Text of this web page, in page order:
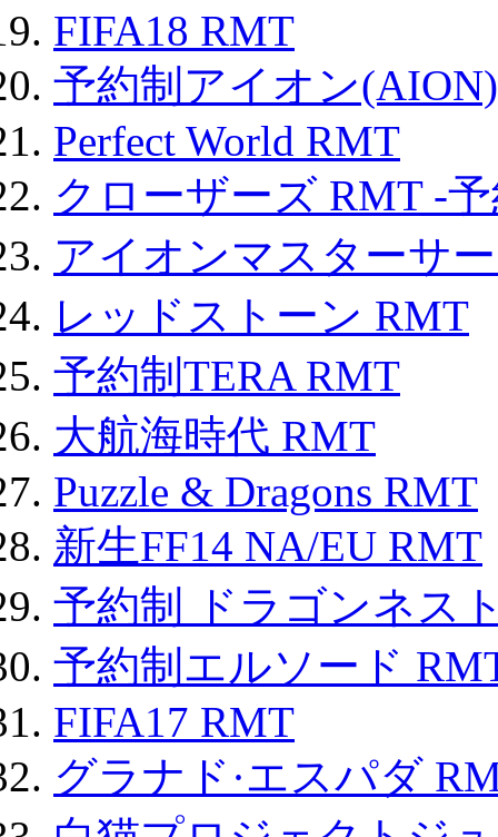
FIFA18 RMT
予約制アイオン
Perfect World RMT
クローザーズ RMT -
アイオンマスターサ
レッドストーン RMT
予約制TERA RMT
大航海時代 RMT
Puzzle & Dragons RMT
新生FF14 NA/EU RMT
予約制 ドラゴンネス
予約制エルソード
FIFA17 RMT
グラナド·エスパダ